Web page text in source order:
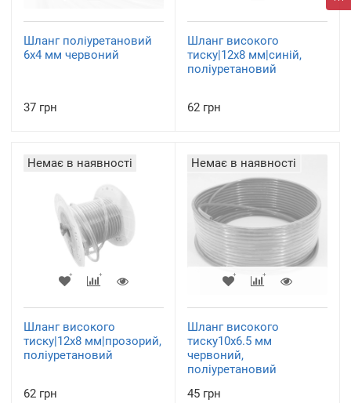
Шланг поліуретановий
6х4 мм червоний
37 грн
Шланг високого
тиску|12х8 мм|синій,
поліуретановий
62 грн
Немає в наявності
Шланг високого
тиску|12х8 мм|прозорий,
поліуретановий
62 грн
Немає в наявності
Шланг високого
тиску10х6.5 мм
червоний,
поліуретановий
45 грн